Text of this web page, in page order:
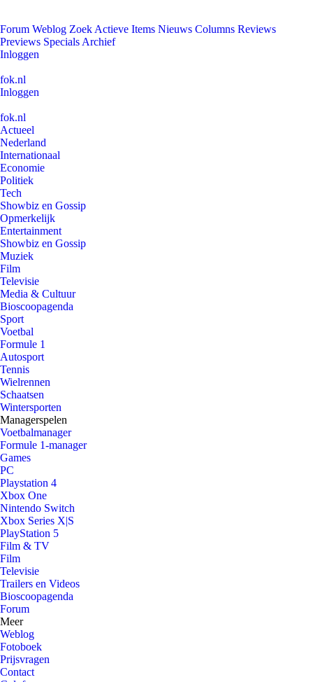
Forum Weblog Zoek Actieve Items Nieuws Columns Reviews
Previews Specials Archief
Inloggen
fok.nl
Inloggen
fok.nl
Actueel
Nederland
Internationaal
Economie
Politiek
Tech
Showbiz en Gossip
Opmerkelijk
Entertainment
Showbiz en Gossip
Muziek
Film
Televisie
Media & Cultuur
Bioscoopagenda
Sport
Voetbal
Formule 1
Autosport
Tennis
Wielrennen
Schaatsen
Wintersporten
Managerspelen
Voetbalmanager
Formule 1-manager
Games
PC
Playstation 4
Xbox One
Nintendo Switch
Xbox Series X|S
PlayStation 5
Film & TV
Film
Televisie
Trailers en Videos
Bioscoopagenda
Forum
Meer
Weblog
Fotoboek
Prijsvragen
Contact